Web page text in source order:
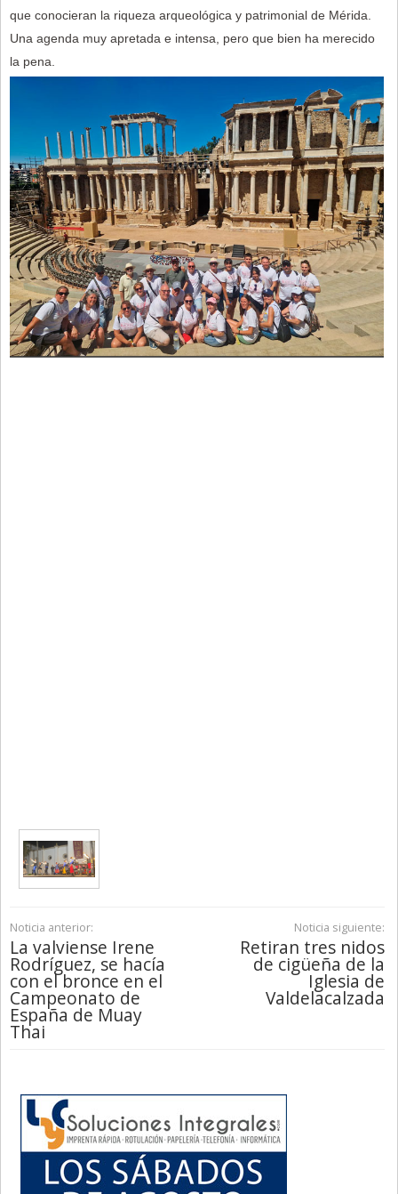
que conocieran la riqueza arqueológica y patrimonial de Mérida.
Una agenda muy apretada e intensa, pero que bien ha merecido
la pena.
Noticia anterior:
La valviense Irene
Rodríguez, se hacía
con el bronce en el
Campeonato de
España de Muay
Thai
Noticia siguiente:
Retiran tres nidos
de cigüeña de la
Iglesia de
Valdelacalzada